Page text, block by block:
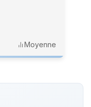
Moyenne